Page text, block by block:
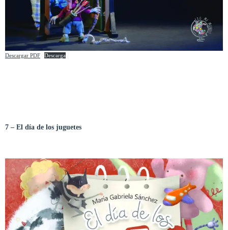
Descargar PDF Descarga
7 – El día de los juguetes